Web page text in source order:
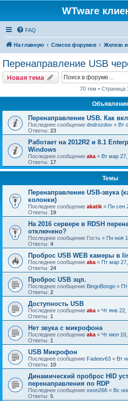
WTware
FAQ
На главную Список форумов Железо и
Перенаправление USB
Новая тема
70 тем • Страница
Перенаправление USB. Как
Последнее сообщение dndrozdov « Вт
Ответы: 23
Работает на 2012R2 и 8.1
Windows
Последнее сообщение aka « Вт мар
Ответы: 17
Темы
Перенаправление USB-звука
колонки)
Последнее сообщение akatik « Пн сен
Ответы: 19
На 2016 сервере в RDSH
отключено?
Последнее сообщение Гость « Пн ноя
Ответы: 4
Проброс USB WEB камеры в
Последнее сообщение aka « Пт мар
Ответы: 24
Проброс USB эцп.
Последнее сообщение BingoBongo « Пт
Ответы: 2
Доступность USB
Последнее сообщение aka « Чт янв 22,
Ответы: 1
Нет звука с микрофона
Последнее сообщение aka « Чт июл
Ответы: 1
USB Микрофон
Последнее сообщение Fadeev63 « Вт
Ответы: 10
Динамический проброс HID
перенаправления по RDP
Последнее сообщение xeon266 « Вс
Ответы: 5